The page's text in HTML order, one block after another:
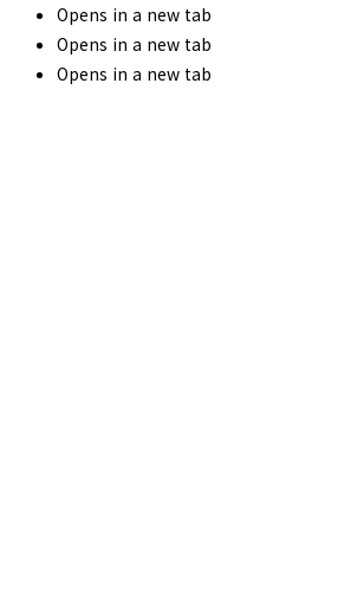
Opens in a new tab
Opens in a new tab
Opens in a new tab